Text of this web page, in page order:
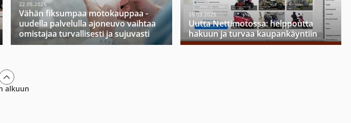
22.05.2025
Vähän fiksumpaa motokauppaa -
uudella palvelulla ajoneuvo vaihtaa
omistajaa turvallisesti ja sujuvasti
25.03.2025
Uutta Nettimotossa: helppoutta
hakuun ja turvaa kaupankäyntiin
alkuun